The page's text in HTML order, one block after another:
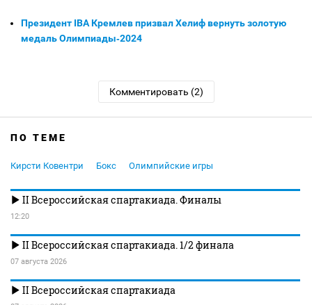
Президент IBA Кремлев призвал Хелиф вернуть золотую
медаль Олимпиады‑2024
Комментировать (2)
ПО ТЕМЕ
Кирсти Ковентри Бокс Олимпийские игры
II Всероссийская спартакиада. Финалы
12:20
II Всероссийская спартакиада. 1/2 финала
07 августа 2026
II Всероссийская спартакиада